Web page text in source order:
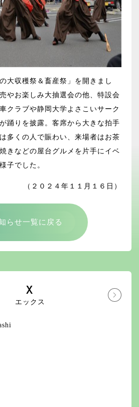
大収穫祭＆畜産祭」を開きまし
やお楽しみ大抽選会の他、特設会
クラブや静岡大学よさこいサーク
踊りを披露。客席から大きな拍手
多くの人で賑わい、来場者はお茶
きなどの屋台グルメを片手にイベ
子でした。
（２０２４年１１月１６日）
らせ一覧に戻る
X
エックス